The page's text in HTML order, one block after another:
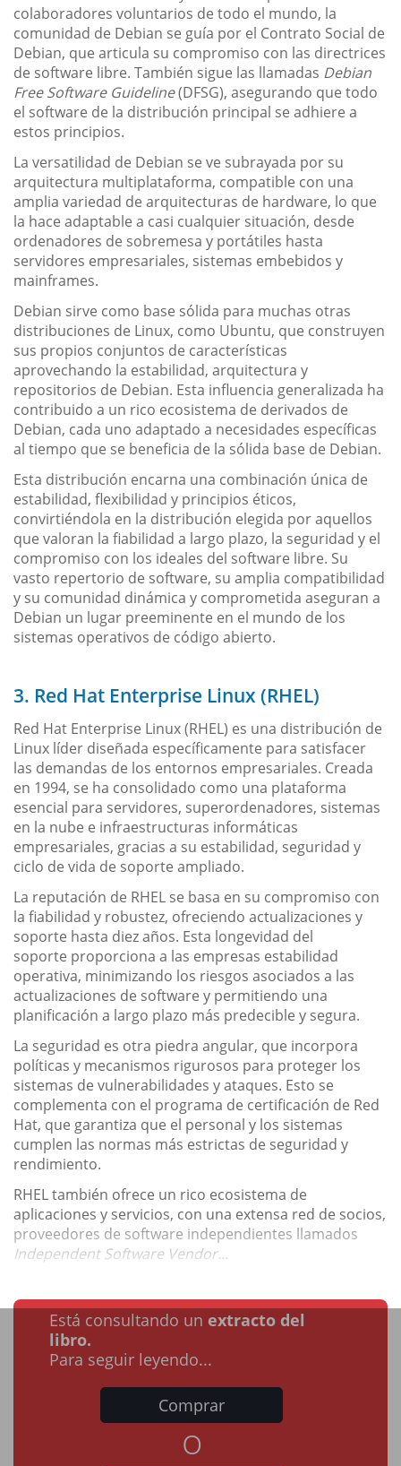
colaboradores voluntarios de todo el mundo, la
comunidad de Debian se guía por el Contrato Social de
Debian, que articula su compromiso con las directrices
de software libre. También sigue las llamadas Debian
Free Software Guideline(DFSG), asegurando que todo
el software de la distribución principal se adhiere a
estos principios.
La versatilidad de Debian se ve subrayada por su
arquitectura multiplataforma, compatible con una
amplia variedad de arquitecturas de hardware, lo que
la hace adaptable a casi cualquier situación, desde
ordenadores de sobremesa y portátiles hasta
servidores empresariales, sistemas embebidos y
mainframes.
Debian sirve como base sólida para muchas otras
distribuciones de Linux, como Ubuntu, que construyen
sus propios conjuntos de características
aprovechando la estabilidad, arquitectura y
repositorios de Debian. Esta influencia generalizada ha
contribuido a un rico ecosistema de derivados de
Debian, cada uno adaptado a necesidades específicas
al tiempo que se beneficia de la sólida base de Debian.
Esta distribución encarna una combinación única de
estabilidad, flexibilidad y principios éticos,
convirtiéndola en la distribución elegida por aquellos
que valoran la fiabilidad a largo plazo, la seguridad y el
compromiso con los ideales del software libre. Su
vasto repertorio de software, su amplia compatibilidad
y su comunidad dinámica y comprometida aseguran a
Debian un lugar preeminente en el mundo de los
sistemas operativos de código abierto.
3. Red Hat Enterprise Linux (RHEL)
Red Hat Enterprise Linux (RHEL) es una distribución de
Linux líder diseñada específicamente para satisfacer
las demandas de los entornos empresariales. Creada
en 1994, se ha consolidado como una plataforma
esencial para servidores, superordenadores, sistemas
en la nube e infraestructuras informáticas
empresariales, gracias a su estabilidad, seguridad y
ciclo de vida de soporte ampliado.
La reputación de RHEL se basa en su compromiso con
la fiabilidad y robustez, ofreciendo actualizaciones y
soporte hasta diez años. Esta longevidad del
soporte proporciona a las empresas estabilidad
operativa, minimizando los riesgos asociados a las
actualizaciones de software y permitiendo una
planificación a largo plazo más predecible y segura.
La seguridad es otra piedra angular, que incorpora
políticas y mecanismos rigurosos para proteger los
sistemas de vulnerabilidades y ataques. Esto se
complementa con el programa de certificación de Red
Hat, que garantiza que el personal y los sistemas
cumplen las normas más estrictas de seguridad y
rendimiento.
RHEL también ofrece un rico ecosistema de
aplicaciones y servicios, con una extensa red de socios,
proveedores de software independientes llamados
Independent Software Vendor...
Está consultando un extracto del
libro.
Para seguir leyendo...
Comprar
o